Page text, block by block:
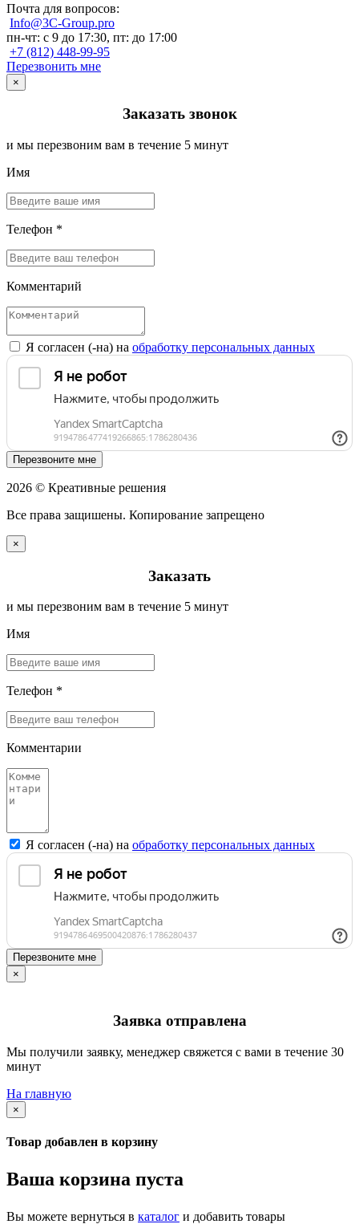
Почта для вопросов:
Info@3C-Group.pro
пн-чт: с 9 до 17:30, пт: до 17:00
+7 (812) 448-99-95
Перезвонить мне
×
Заказать звонок
и мы перезвоним вам в течение 5 минут
Имя
Телефон *
Комментарий
Я согласен (-на) на обработку персональных данных
Перезвоните мне
2026 © Креативные решения
Все права защишены. Копирование запрещено
×
Заказать
и мы перезвоним вам в течение 5 минут
Имя
Телефон *
Комментарии
Я согласен (-на) на обработку персональных данных
Перезвоните мне
×
Заявка отправлена
Мы получили заявку, менеджер свяжется с вами в течение 30
минут
На главную
×
Товар добавлен в корзину
Ваша корзина пуста
Вы можете вернуться в каталог и добавить товары